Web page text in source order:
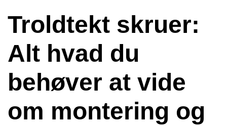
Troldtekt skruer:
Alt hvad du
behøver at vide
om montering og